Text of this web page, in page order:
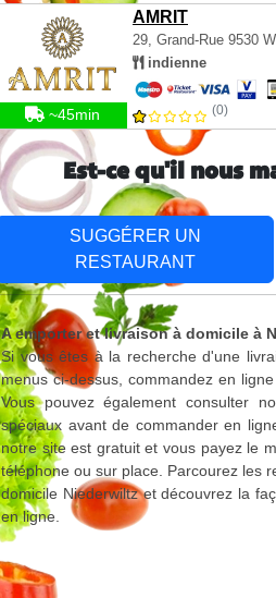
AMRIT
29, Grand-Rue 9530
indienne
~45min (0)
Est-ce qu'il nous
SUGGÉRER UN
RESTAURANT
A emporter et livraison à domicile à
Si vous êtes à la recherche d'une
menus ci-dessus, commandez en
Vous pouvez également consulter
spéciaux avant de commander en
notre site est gratuit et vous payez le
téléphone ou sur place. Parcourez les
domicile Niederwiltz et découvrez la
en ligne.